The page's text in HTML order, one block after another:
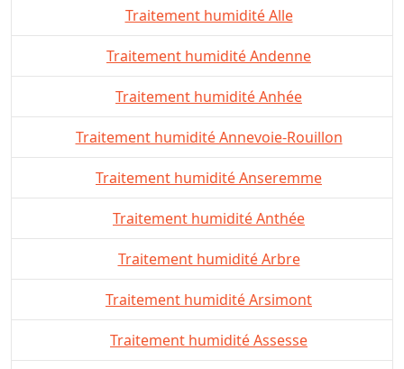
Traitement humidité Alle
Traitement humidité Andenne
Traitement humidité Anhée
Traitement humidité Annevoie-Rouillon
Traitement humidité Anseremme
Traitement humidité Anthée
Traitement humidité Arbre
Traitement humidité Arsimont
Traitement humidité Assesse